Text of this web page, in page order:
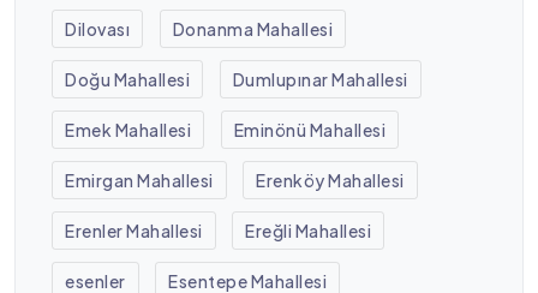
Dilovası Donanma Mahallesi
Doğu Mahallesi Dumlupınar Mahallesi
Emek Mahallesi Eminönü Mahallesi
Emirgan Mahallesi Erenköy Mahallesi
Erenler Mahallesi Ereğli Mahallesi
esenler Esentepe Mahallesi